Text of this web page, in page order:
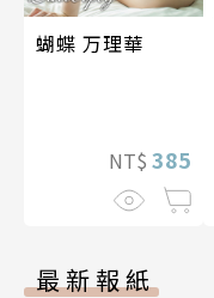
蝴蝶 万理華
NT$ 385
最新報紙